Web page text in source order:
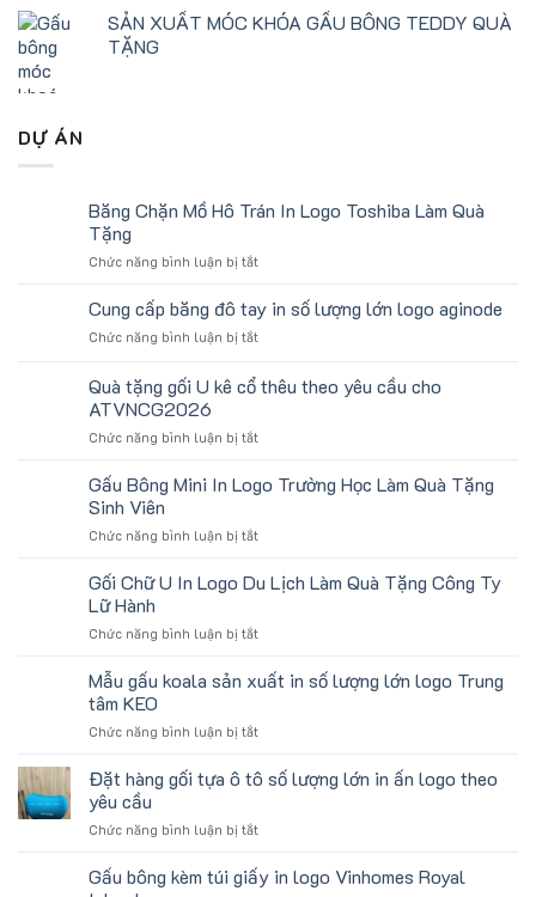
SẢN XUẤT MÓC KHÓA GẤU BÔNG TEDDY QUÀ
TẶNG
DỰ ÁN
Băng Chặn Mồ Hô Trán In Logo Toshiba Làm Quà
Tặng
Chức năng bình luận bị tắtở
Chặn
Mồ
Hô
In
Làm
Tặng
Cung cấp băng đô tay in số lượng lớn logo aginode
Chức năng bình luận bị tắtở
cấp
băng
tay
số
lượng
logo
Quà tặng gối U kê cổ thêu theo yêu cầu cho
ATVNCG2026
Chức năng bình luận bị tắtở
tặng
gối
kê
thêu
theo
cầu
ATVNCG2026
Gấu Bông Mini In Logo Trường Học Làm Quà Tặng
Sinh Viên
Chức năng bình luận bị tắtở
Bông
Mini
Logo
Học
Tặng
Viên
Gối Chữ U In Logo Du Lịch Làm Quà Tặng Công Ty
Lữ Hành
Chức năng bình luận bị tắtở
Chữ
U
Logo
Lịch
Tặng
Ty
Mẫu gấu koala sản xuất in số lượng lớn logo Trung
tâm KEO
Chức năng bình luận bị tắtở
gấu
koala
xuất
số
lượng
Đặt hàng gối tựa ô tô số lượng lớn in ấn logo theo
yêu cầu
Chức năng bình luận bị tắtở
hàng
gối
Gấu bông kèm túi giấy in logo Vinhomes Royal